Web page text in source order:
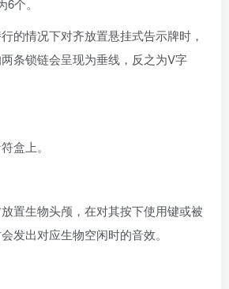
个。
的情况下对齐放置悬挂式告示牌时，
条锁链会呈现为垂线，反之为V字
盒上。
置生物头颅，在对其按下使用键或被
发出对应生物空闲时的音效。